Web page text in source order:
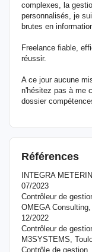
complexes, la
personnalisés, je
brutes en
Freelance fiable,
réussir.
A ce jour aucune
n'hésitez pas à me
dossier
Références
INTEGRA
07/2023
Contrôleur de
OMEGA
12/2022
Contrôleur de
M3SYSTEMS,
Contrôle de gestion